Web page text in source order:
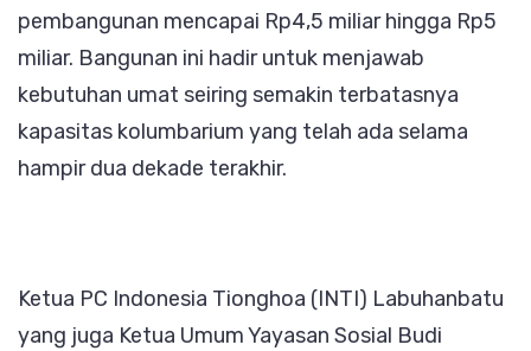
pembangunan mencapai Rp4,5 miliar hingga Rp5
miliar. Bangunan ini hadir untuk menjawab
kebutuhan umat seiring semakin terbatasnya
kapasitas kolumbarium yang telah ada selama
hampir dua dekade terakhir.
Ketua PC Indonesia Tionghoa (INTI) Labuhanbatu
yang juga Ketua Umum Yayasan Sosial Budi